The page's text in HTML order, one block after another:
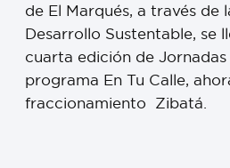
de El Marqués, a través de
Desarrollo Sustentable, se
cuarta edición de
programa En Tu Calle,
fraccionamiento Zibatá.